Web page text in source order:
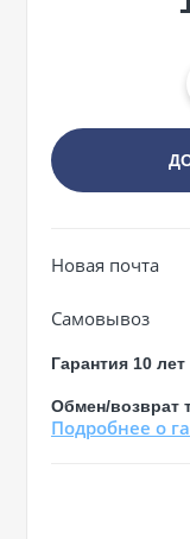
Новая почта
Самовывоз
Гарантия 10 лет
Обмен/возврат
Подробнее о